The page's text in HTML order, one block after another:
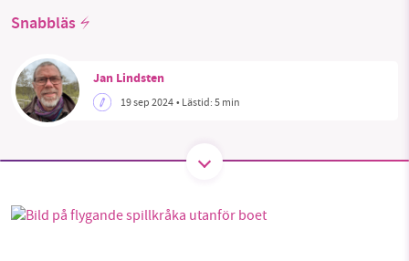
Snabbläs
Jan Lindsten
19 sep 2024• Lästid:5 min
starten 2010 har vår ideella redaktion drivit
nyhetsbevakning och granskningar. Nu vill vi
utveckla vårt arbete – och vi hoppas att du